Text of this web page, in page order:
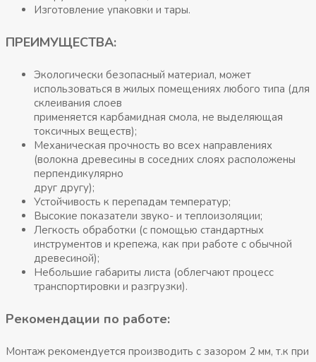
Изготовление упаковки и тары.
ПРЕИМУЩЕСТВА:
Экологически безопасный материал, может
использоваться в жилых помещениях любого типа (для
склеивания слоев
применяется карбамидная смола, не выделяющая
токсичных веществ);
Механическая прочность во всех направлениях
(волокна древесины в соседних слоях расположены
перпендикулярно
друг другу);
Устойчивость к перепадам температур;
Высокие показатели звуко- и теплоизоляции;
Легкость обработки (с помощью стандартных
инструментов и крепежа, как при работе с обычной
древесиной);
Небольшие габариты листа (облегчают процесс
транспортировки и разгрузки).
Рекомендации по работе:
Монтаж рекомендуется производить с зазором 2 мм, т.к при